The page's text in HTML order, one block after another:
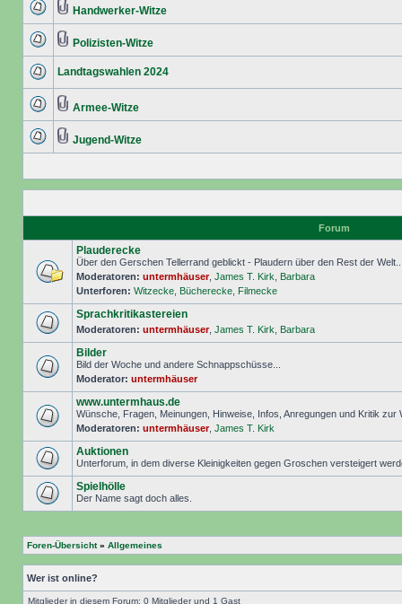
Handwerker-Witze
Polizisten-Witze
Landtagswahlen 2024
Armee-Witze
Jugend-Witze
Forum
Plauderecke
Über den Gerschen Tellerrand geblickt - Plaudern über den Rest der
Moderatoren: untermhäuser, James T. Kirk
Barbara
Unterforen: Witzecke Bücherecke Filmecke
Sprachkritikastereien
Moderatoren: untermhäuser, James T. Kirk Barbara
Bilder
Bild der Woche und andere Schnappschüsse...
Moderator: untermhäuser
www.untermhaus.de
Wünsche, Fragen, Meinungen, Hinweise, Infos, Anregungen und Kritik zur
Moderatoren: untermhäuser, James T. Kirk
Auktionen
Unterforum, in dem diverse Kleinigkeiten gegen Groschen versteigert
Spielhölle
Der Name sagt doch alles.
Foren-Übersicht» Allgemeines
Wer ist online?
Mitglieder in diesem Forum: 0 Mitglieder und 1 Gast